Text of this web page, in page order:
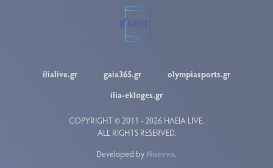
ilialive.gr gaia365.gr
olympiasports.gr
ilia-ekloges.gr
COPYRIGHT © 2011 - 2026 ΗΛΕΙΑ LIVE.
ALL RIGHTS RESERVED.
Developed by Nuevvo.